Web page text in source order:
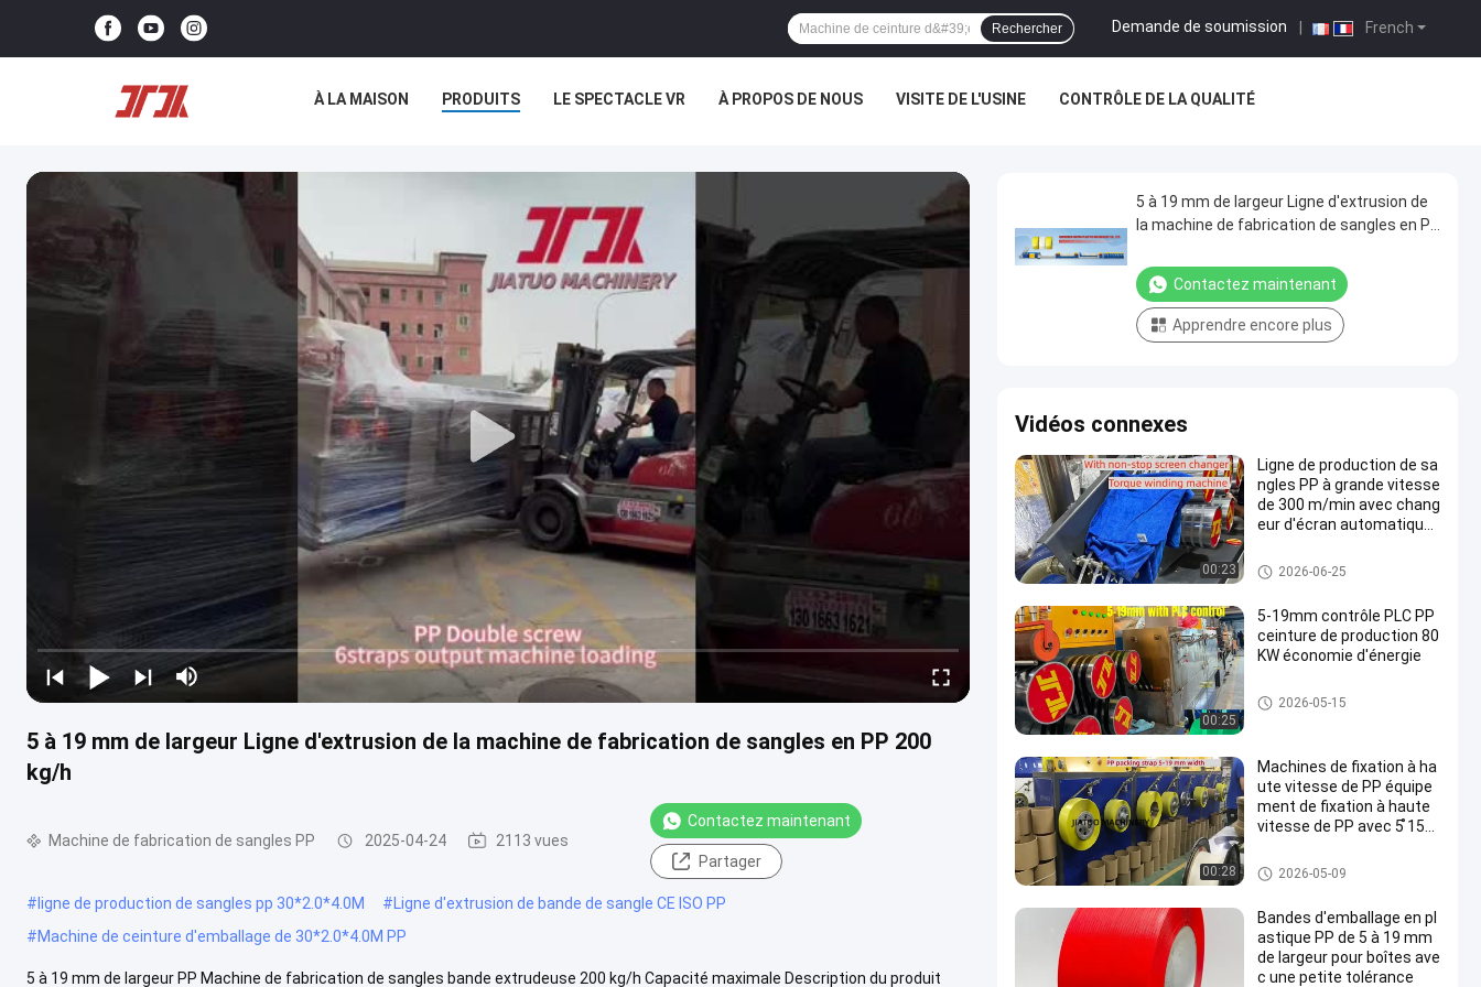
French
Demande de soumission
Rechercher
À LA MAISON PRODUITS LE SPECTACLE VR À PROPOS DE NOUS VISITE DE L'USINE CONTRÔLE DE LA QUALITÉ
5 à 19 mm de largeur Ligne d'extrusion de la machine de fabrication de sangles en PP 200
kg/h
Machine de fabrication de sangles PP 2025-04-24 2113 vues
Contactez maintenant
Partager
#ligne de production de sangles pp 30*2.0*4.0M #Ligne d'extrusion de bande de sangle CE ISO PP
#Machine de ceinture d'emballage de 30*2.0*4.0M PP
5 à 19 mm de largeur PP Machine de fabrication de sangles bande extrudeuse 200 kg/h Capacité maximale Description du produit
5 à 19 mm de largeur Ligne d'extrusion de
la machine de fabrication de sangles en PP
Contactez maintenant
Apprendre encore plus
Vidéos connexes
00:23
Ligne de production de sa
ngles PP à grande vitesse
de 300 m/min avec chang
eur d'écran automatique
indre
Machine de fabrication de san
gles PP
2026-06-25
00:25
5-19mm contrôle PLC PP
ceinture de production 80
KW économie d'énergie
Machine de fabrication de san
gles PP
2026-05-15
00:28
Machines de fixation à ha
ute vitesse de PP équipe
ment de fixation à haute
vitesse de PP avec 5 ̊15
emières de polypropylène
de PP
Machine de fabrication de san
gles PP
2026-05-09
Bandes d'emballage en pl
astique PP de 5 à 19 mm
de largeur pour boîtes ave
c une petite tolérance